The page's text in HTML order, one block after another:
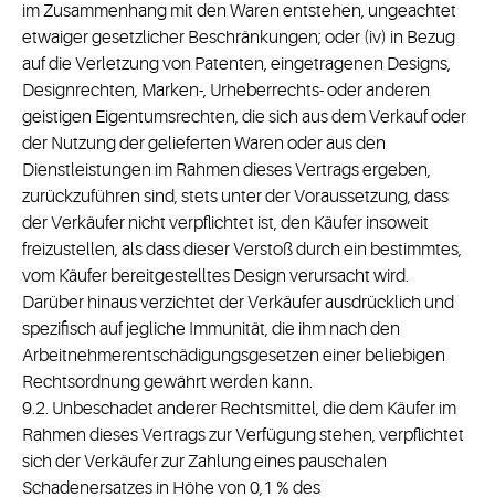
im Zusammenhang mit den Waren entstehen, ungeachtet
etwaiger gesetzlicher Beschränkungen; oder (iv) in Bezug
auf die Verletzung von Patenten, eingetragenen Designs,
Designrechten, Marken-, Urheberrechts- oder anderen
geistigen Eigentumsrechten, die sich aus dem Verkauf oder
der Nutzung der gelieferten Waren oder aus den
Dienstleistungen im Rahmen dieses Vertrags ergeben,
zurückzuführen sind, stets unter der Voraussetzung, dass
der Verkäufer nicht verpflichtet ist, den Käufer insoweit
freizustellen, als dass dieser Verstoß durch ein bestimmtes,
vom Käufer bereitgestelltes Design verursacht wird.
Darüber hinaus verzichtet der Verkäufer ausdrücklich und
spezifisch auf jegliche Immunität, die ihm nach den
Arbeitnehmerentschädigungsgesetzen einer beliebigen
Rechtsordnung gewährt werden kann.
9.2. Unbeschadet anderer Rechtsmittel, die dem Käufer im
Rahmen dieses Vertrags zur Verfügung stehen, verpflichtet
sich der Verkäufer zur Zahlung eines pauschalen
Schadenersatzes in Höhe von 0,1 % des